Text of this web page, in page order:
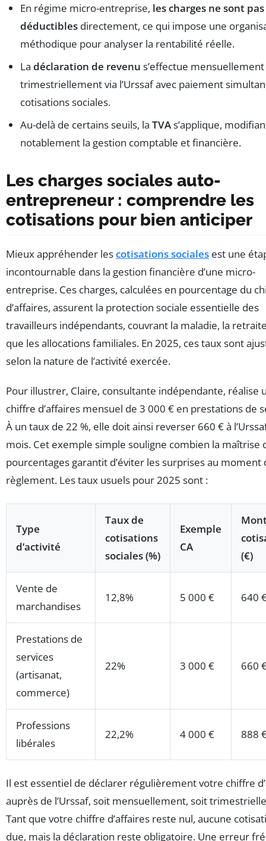
En régime micro-entreprise, les charges ne sont pas
déductibles directement, ce qui impose une
méthodique pour analyser la rentabilité réelle.
La déclaration de revenu s’effectue
trimestriellement via l’Urssaf avec paiement
cotisations sociales.
Au-delà de certains seuils, la TVAs’applique,
notablement la gestion comptable et financière.
Les charges sociales auto-
entrepreneur : comprendre les
cotisations pour bien anticiper
Mieux appréhender lescotisations sociales est une
incontournable dans la gestion financière d’une micro-
entreprise. Ces charges, calculées en pourcentage du
d’affaires, assurent la protection sociale essentielle des
travailleurs indépendants, couvrant la maladie, la
que les allocations familiales. En 2025, ces taux sont
selon la nature de l’activité exercée.
Pour illustrer, Claire, consultante indépendante, réalise
chiffre d’affaires mensuel de 3 000 € en prestations de
À un taux de 22 %, elle doit ainsi reverser 660 € à
mois. Cet exemple simple souligne combien la maîtrise
pourcentages garantit d’éviter les surprises au moment
règlement. Les taux usuels pour 2025 sont :
Type
d’activité
Taux de
cotisations
sociales (%)
Exemple
CA
(€)
Vente de
marchandises
12,8% 5 000 € 640
Prestations de
services
(artisanat,
commerce)
22% 3 000 € 660
Professions
libérales
22,2% 4 000 € 888
Il est essentiel de déclarer régulièrement votre chiffre
auprès de l’Urssaf, soit mensuellement, soit
Tant que votre chiffre d’affaires reste nul, aucune
due, mais la déclaration reste obligatoire. Une erreur